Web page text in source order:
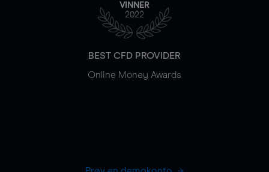
VINNER
2022
BEST CFD PROVIDER
Online Money Awards